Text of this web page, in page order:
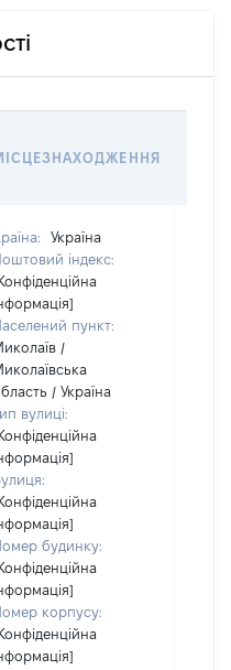
Україна
індекс:
пункт:
/
/ Україна
вулиці:
будинку:
корпусу: